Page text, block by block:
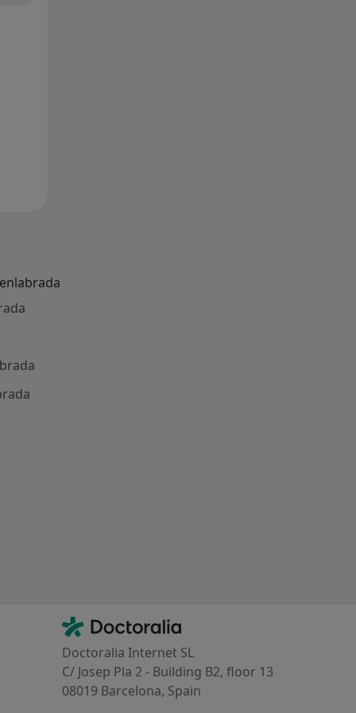
Contacto
Doctoralia - Página de inicio
Doctoralia Internet SL
C/ Josep Pla 2 - Building B2, floor 13
08019 Barcelona, Spain